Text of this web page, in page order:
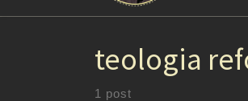
teologia
1 post